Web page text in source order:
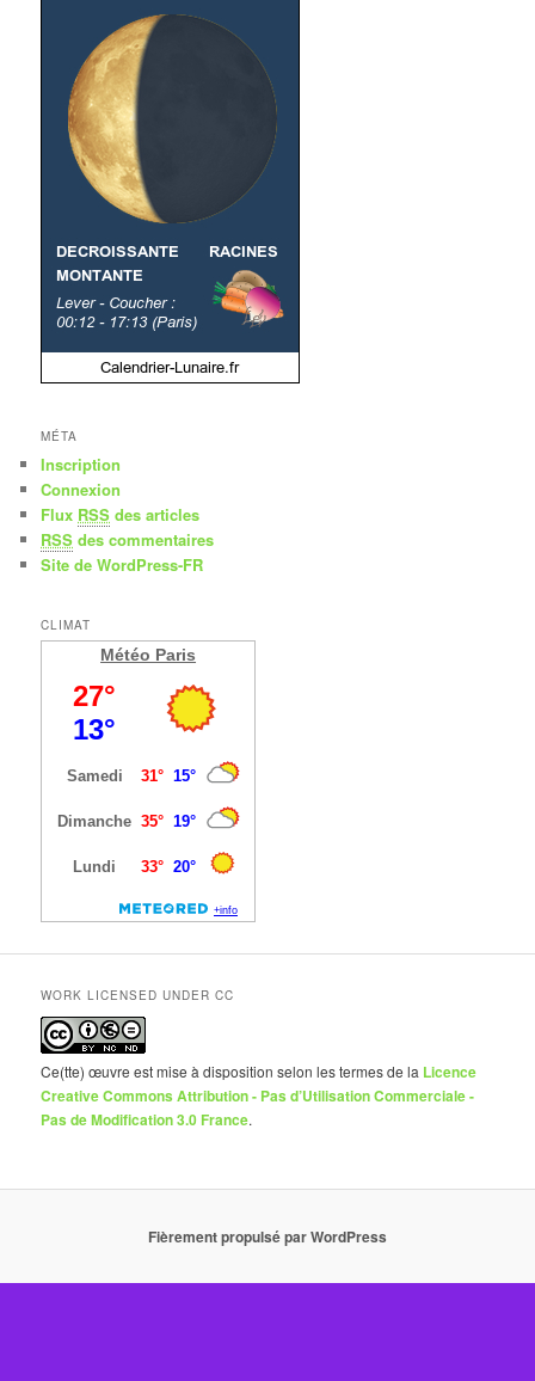
MÉTA
Inscription
Connexion
Flux RSS des articles
RSS des commentaires
Site de WordPress-FR
CLIMAT
Météo Paris
WORK LICENSED UNDER CC
Ce(tte) œuvre est mise à disposition selon les termes de la Licence
Creative Commons Attribution - Pas d’Utilisation Commerciale -
Pas de Modification 3.0 France.
Fièrement propulsé par WordPress